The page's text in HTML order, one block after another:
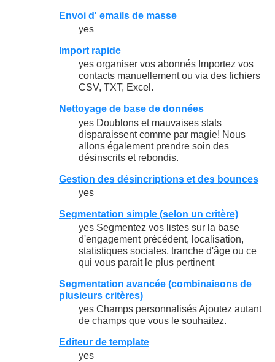
Envoi d' emails de masse
yes
Import rapide
yes organiser vos abonnés Importez vos
contacts manuellement ou via des fichiers
CSV, TXT, Excel.
Nettoyage de base de données
yes Doublons et mauvaises stats
disparaissent comme par magie! Nous
allons également prendre soin des
désinscrits et rebondis.
Gestion des désincriptions et des bounces
yes
Segmentation simple (selon un critère)
yes Segmentez vos listes sur la base
d'engagement précédent, localisation,
statistiques sociales, tranche d'âge ou ce
qui vous parait le plus pertinent
Segmentation avancée (combinaisons de
plusieurs critères)
yes Champs personnalisés Ajoutez autant
de champs que vous le souhaitez.
Editeur de template
yes